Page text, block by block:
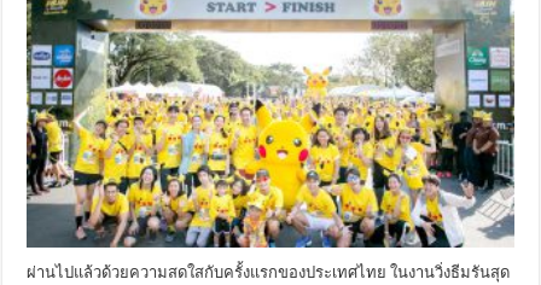
ผ่านไปแล้วด้วยความสดใสกับครั้งแรกของประเทศไทย ในงานวิ่งธีมรันสุด